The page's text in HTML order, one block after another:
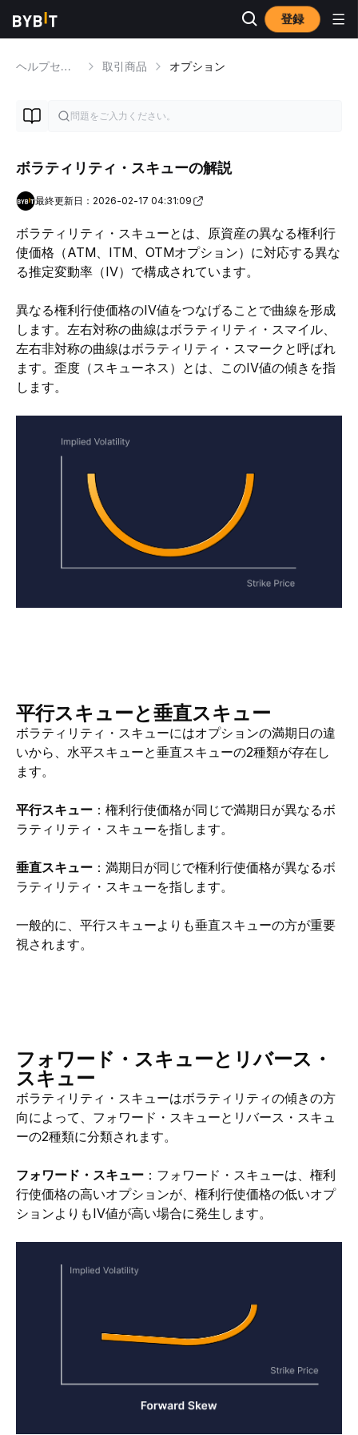
登録
ヘルプセンター 取引商品 オプション
ボラティリティ・スキューの解説
最終更新日：2026-02-17 04:31:09
ボラティリティ・スキューとは、原資産の異なる権利行
使価格（ATM、ITM、OTMオプション）に対応する異な
る推定変動率（IV）で構成されています。
異なる権利行使価格のIV値をつなげることで曲線を形成
します。左右対称の曲線はボラティリティ・スマイル、
左右非対称の曲線はボラティリティ・スマークと呼ばれ
ます。歪度（スキューネス）とは、このIV値の傾きを指
します。
平行スキューと垂直スキュー
ボラティリティ・スキューにはオプションの満期日の違
いから、水平スキューと垂直スキューの2種類が存在し
ます。
平行スキュー ：権利行使価格が同じで満期日が異なるボ
ラティリティ・スキューを指します。
垂直スキュー ：満期日が同じで権利行使価格が異なるボ
ラティリティ・スキューを指します。
一般的に、平行スキューよりも垂直スキューの方が重要
視されます。
フォワード・スキューとリバース・
スキュー
ボラティリティ・スキューはボラティリティの傾きの方
向によって、フォワード・スキューとリバース・スキュ
ーの2種類に分類されます。
フォワード・スキュー ：フォワード・スキューは、権利
行使価格の高いオプションが、権利行使価格の低いオプ
ションよりもIV値が高い場合に発生します。